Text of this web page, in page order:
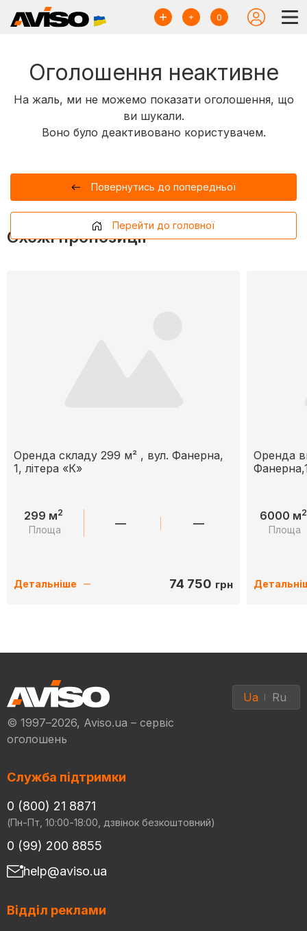
0
Оголошення неактивне
На жаль, ми не можемо показати оголошення, що
ви шукали.
Воно було деактивовано користувачем.
Повернутись до попередньої
Перейти до головної
Схожі пропозиції
Оренда складу 299 м² , вул. Фанерна,
1, літера «К»
299 м2
Площа — —
Детальніше 74 750 грн
Оренда
6000 м2
Площа
© 1997–2026, Aviso.ua – сервіс
оголошень
Ua Ru
Служба підтримки
0 (800) 21 8871
(Пн-Пт, 10:00-18:00, дзвінок безкоштовний)
0 (99) 200 8855
help@aviso.ua
Відділ реклами